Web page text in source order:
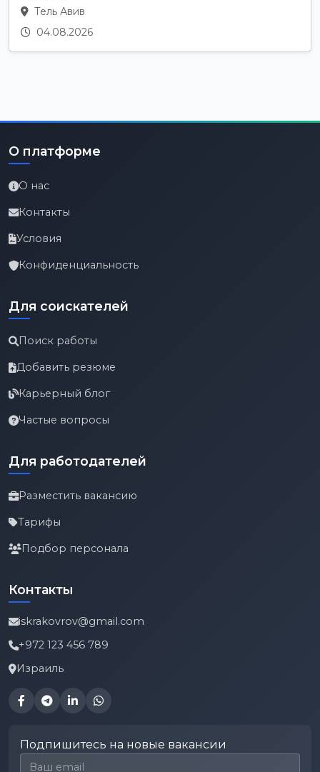
Тель Авив
04.08.2026
О платформе
О нас
Контакты
Условия
Конфиденциальность
Для соискателей
Поиск работы
Добавить резюме
Карьерный блог
Частые вопросы
Для работодателей
Разместить вакансию
Тарифы
Подбор персонала
Контакты
iskrakovrov@gmail.com
+972 123 456 789
Израиль
Подпишитесь на новые вакансии
Email для подписки